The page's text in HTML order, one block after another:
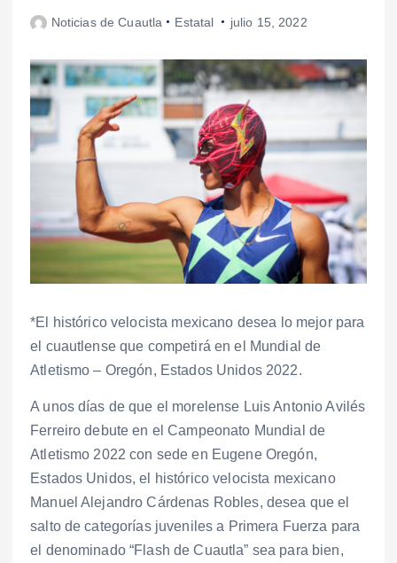
Noticias de Cuautla Estatal julio 15, 2022
*El histórico velocista mexicano desea lo mejor para
el cuautlense que competirá en el Mundial de
Atletismo – Oregón, Estados Unidos 2022.
A unos días de que el morelense Luis Antonio Avilés
Ferreiro debute en el Campeonato Mundial de
Atletismo 2022 con sede en Eugene Oregón,
Estados Unidos, el histórico velocista mexicano
Manuel Alejandro Cárdenas Robles, desea que el
salto de categorías juveniles a Primera Fuerza para
el denominado “Flash de Cuautla” sea para bien,